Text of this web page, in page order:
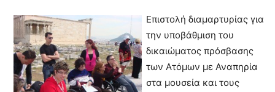
Επιστολή διαμαρτυρίας για
την υποβάθμιση του
δικαιώματος πρόσβασης
των Ατόμων με Αναπηρία
στα μουσεία και τους